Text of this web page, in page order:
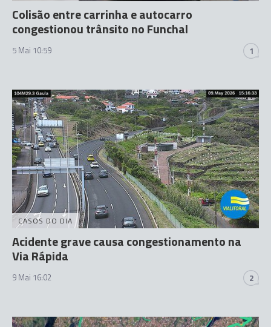
Colisão entre carrinha e autocarro
congestionou trânsito no Funchal
5 Mai 10:59 1
CASOS DO DIA
Acidente grave causa congestionamento na
Via Rápida
9 Mai 16:02 2